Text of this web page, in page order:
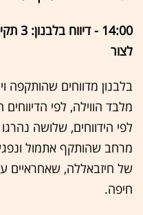
לצור
בלבנון מדווחים שהותקפה
מלבד הווילה, לפי
לפי הידווחים, שלושה
מרחב שהותקף אתמול
של חיזבאללה, שאחראיים
חיפה.